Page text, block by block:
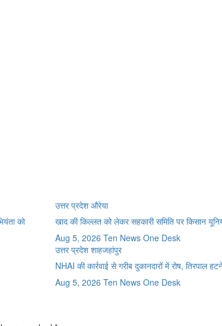
को
उत्तर प्रदेश औरेया
खाद की किल्लत को लेकर सहकारी समिति पर किसान
Aug 5, 2026 Ten News One Desk
उत्तर प्रदेश शाहजहांपुर
NHAI की कार्रवाई से गरीब दुकानदारों में रोष, तिरपाल
Aug 5, 2026 Ten News One Desk